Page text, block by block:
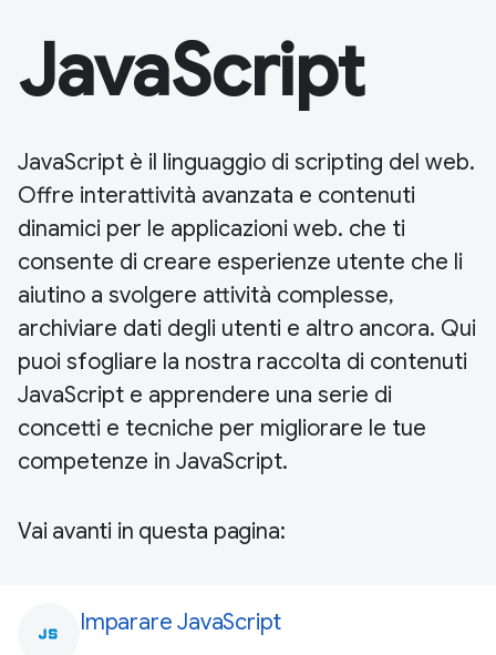
JavaScript
JavaScript è il linguaggio di scripting del web.
Offre interattività avanzata e contenuti
dinamici per le applicazioni web. che ti
consente di creare esperienze utente che li
aiutino a svolgere attività complesse,
archiviare dati degli utenti e altro ancora. Qui
puoi sfogliare la nostra raccolta di contenuti
JavaScript e apprendere una serie di
concetti e tecniche per migliorare le tue
competenze in JavaScript.
Vai avanti in questa pagina:
javascript Imparare JavaScript